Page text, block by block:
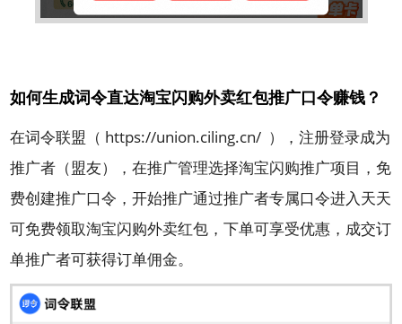
如何生成词令直达淘宝闪购外卖红包推广口令赚钱？
在词令联盟（ https://union.ciling.cn/ ），注册登录成为
推广者（盟友），在推广管理选择淘宝闪购推广项目，免
费创建推广口令，开始推广通过推广者专属口令进入天天
可免费领取淘宝闪购外卖红包，下单可享受优惠，成交订
单推广者可获得订单佣金。